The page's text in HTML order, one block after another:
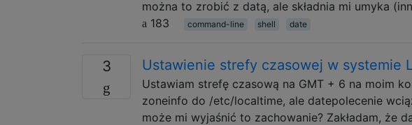
można to zrobić z datą, ale składnia mi umyka
183
command-line shell date
3 Ustawienie strefy czasowej w systemie
Ustawiam strefę czasową na GMT + 6 na moim
zoneinfo do /etc/localtime, ale datepolecenie
może mi wyjaśnić to zachowanie? Zakładam, że